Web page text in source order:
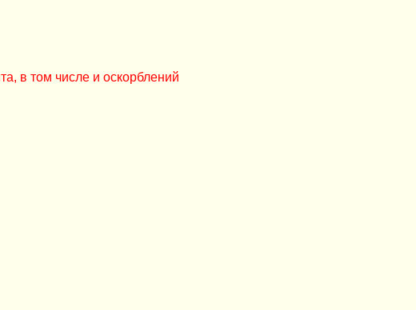
в том числе и оскорблений